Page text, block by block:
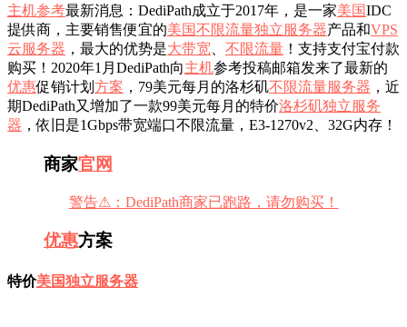
主机参考最新消息：DediPath成立于2017年，是一家美国IDC
提供商，主要销售便宜的美国不限流量独立服务器产品和VPS
云服务器 ，最大的优势是大带宽 不限流量 ！支持支付宝付款
购买！2020年1月DediPath向主机参考投稿邮箱发来了最新的
优惠促销计划 方案 ，79美元每月的洛杉矶不限流量服务器 ，近
期DediPath又增加了一款99美元每月的特价洛杉矶独立服务
器 ，依旧是1Gbps带宽端口不限流量，E3-1270v2、32G内存！
商家官网
警告⚠：DediPath商家已跑路，请勿购买！
优惠方案
特价美国独立服务器